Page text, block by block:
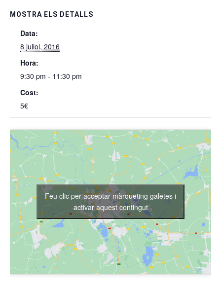
MOSTRA ELS DETALLS
Data:
8 juliol, 2016
Hora:
9:30 pm - 11:30 pm
Cost:
5€
Feu clic per acceptar màrqueting galetes i
activar aquest contingut